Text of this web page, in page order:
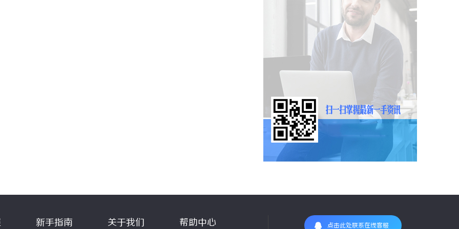
新手指南 关于我们 帮助中心 点击此处联系在线客服